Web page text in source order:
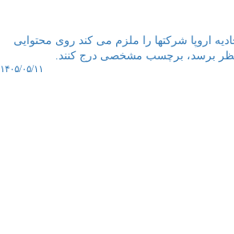
اروپا شرکتها را ملزم می کند روی محتوایی
برسد، برچسب مشخصی درج کنند.
۱۴۰۵/۰۵/۱۱